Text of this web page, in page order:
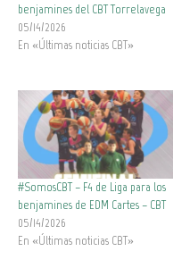
benjamines del CBT Torrelavega
05/14/2026
En «Últimas noticias CBT»
#SomosCBT – F4 de Liga para los
benjamines de EDM Cartes – CBT
05/14/2026
En «Últimas noticias CBT»